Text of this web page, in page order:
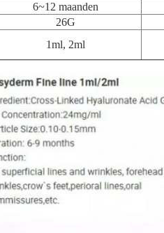
6~12 maanden
26G
1ml, 2ml